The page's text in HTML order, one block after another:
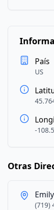
País
US
-
Otras
(719)